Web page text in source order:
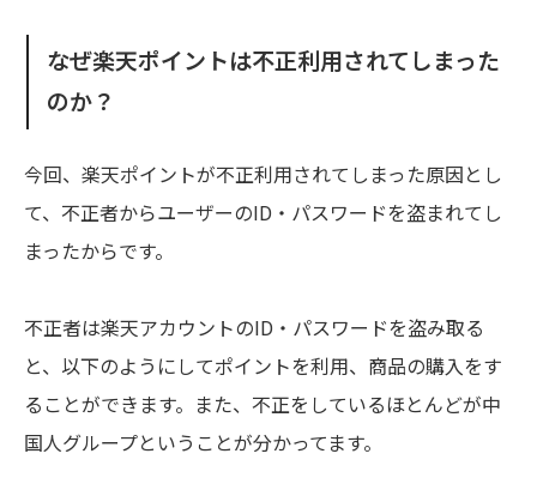
なぜ楽天ポイントは不正利用されてしまった
のか？
今回、楽天ポイントが不正利用されてしまった原因とし
て、不正者からユーザーのID・パスワードを盗まれてし
まったからです。
不正者は楽天アカウントのID・パスワードを盗み取る
と、以下のようにしてポイントを利用、商品の購入をす
ることができます。また、不正をしているほとんどが中
国人グループということが分かってます。